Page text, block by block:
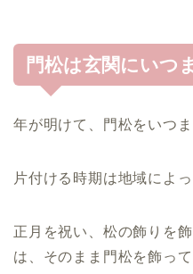
門松は玄関にいつ
年が明けて、門松をいつ
片付ける時期は地域によ
正月を祝い、松の飾りを
は、そのまま門松を飾って